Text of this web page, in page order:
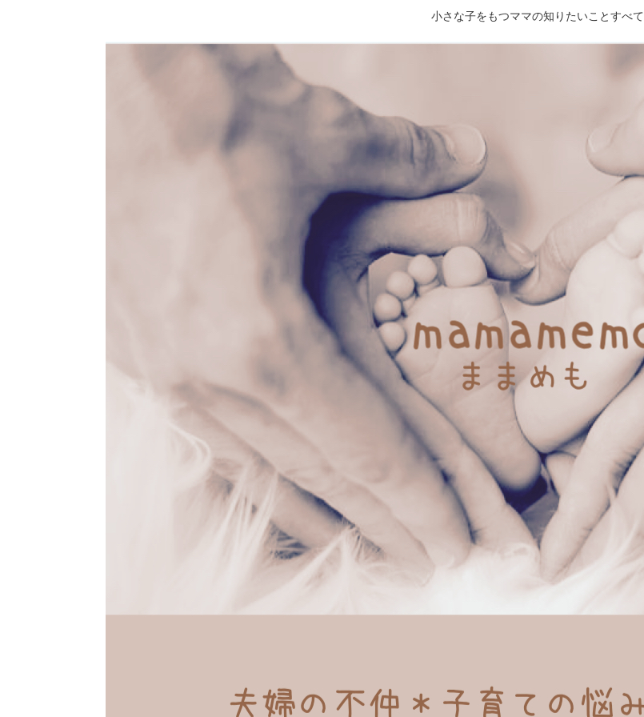
小さな子をもつママの知りたいことすべて